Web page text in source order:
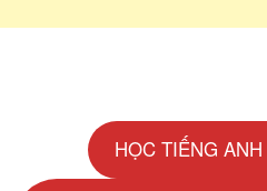
HỌC TIẾNG